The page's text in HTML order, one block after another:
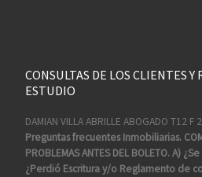
CONSULTAS DE LOS CLIENTES Y
ESTUDIO
DAMIAN VILLA ABRILLE ABOGADO T12 F
Preguntas frecuentes Inmobiliarias.
PROBLEMAS ANTES DEL BOLETO. A)
¿Perdió Escritura y/o Reglamento de